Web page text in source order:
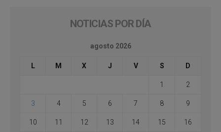
NOTICIAS POR DÍA
agosto 2026
L M X J V S D
1 2
3 4 5 6 7 8 9
10 11 12 13 14 15 16